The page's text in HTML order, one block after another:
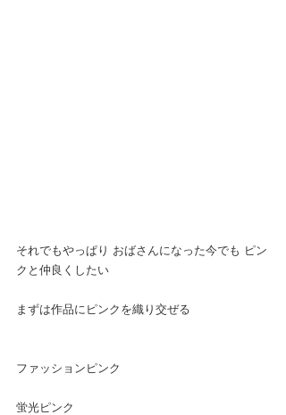
それでもやっぱり おばさんになった今でも ピン
クと仲良くしたい
まずは作品にピンクを織り交ぜる
ファッションピンク
蛍光ピンク